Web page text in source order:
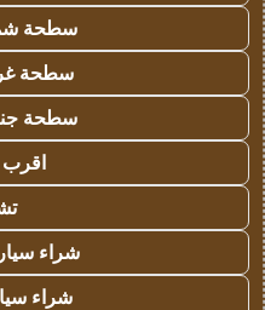
سطحة
سطحة
سطحة
شراء
شراء